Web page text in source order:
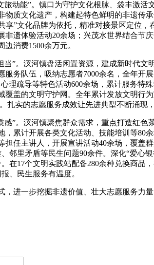
动能”。镇口为守护文化根脉、袋丰激活
质文化遗产，构建起特色鲜明的非遗传
享”文化品牌为依托，精准对接景区定位
遗体验活动20余场；兴茂水世界结合
消费1500余万元。
。汊河镇盘活闲置资源，建成新时代文
务队伍，吸纳志愿者7000余名，全年
理疏导等特色活动600余场，累计服务特
盖的文明守护网。全年累计发放文明行
扎实的志愿服务成效让先进典型不断涌现
。汊河镇聚焦群众需求，重点打造红色
累计开展各类文化活动、技能培训等80
任主讲人，开展宣讲活动40余场，覆盖
邻里矛盾等民生问题90余件。深化“爱
在17个文明实践站配备280余种兑换商品
、民生服务有温度。
一步挖掘非遗价值、壮大志愿服务力